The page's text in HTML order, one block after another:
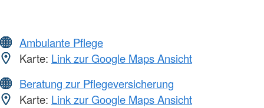
Ambulante Pflege
Karte: Link zur Google Maps Ansicht
Beratung zur Pflegeversicherung
Karte: Link zur Google Maps Ansicht